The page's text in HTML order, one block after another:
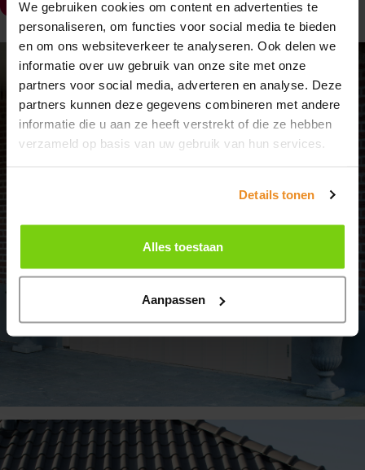
We gebruiken cookies om content en advertenties te
personaliseren, om functies voor social media te bieden
en om ons websiteverkeer te analyseren. Ook delen we
informatie over uw gebruik van onze site met onze
partners voor social media, adverteren en analyse. Deze
partners kunnen deze gegevens combineren met andere
informatie die u aan ze heeft verstrekt of die ze hebben
verzameld op basis van uw gebruik van hun services.
Details tonen
Alles toestaan
Aanpassen
Van maandag 20 juli tot en met maandag 10
augustus zijn wij gesloten in verband met de
zomervakantie.
Heb je in de tussentijd een vraag? Stuur ons
gerust eenberichtje , dan nemen we zo snel
contact